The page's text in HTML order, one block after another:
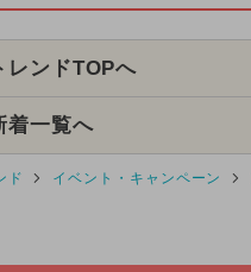
ールデンウィーク)
5月のイベント
2月のイベント
レンドTOPへ
着一覧へ
ド イベント・キャンペーン